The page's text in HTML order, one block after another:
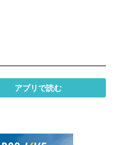
アプリで読む